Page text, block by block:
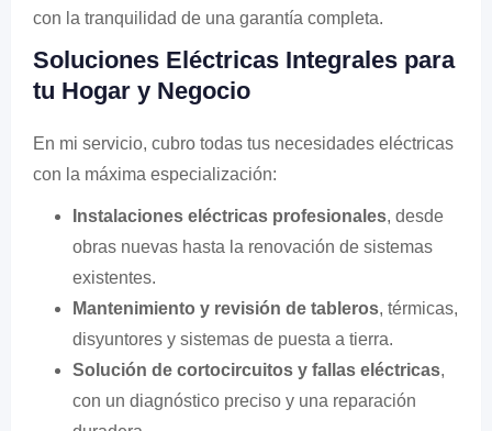
con la tranquilidad de una garantía completa.
Soluciones Eléctricas Integrales para
tu Hogar y Negocio
En mi servicio, cubro todas tus necesidades eléctricas
con la máxima especialización:
Instalaciones eléctricas profesionales, desde
obras nuevas hasta la renovación de sistemas
existentes.
Mantenimiento y revisión de tableros, térmicas,
disyuntores y sistemas de puesta a tierra.
Solución de cortocircuitos y fallas eléctricas,
con un diagnóstico preciso y una reparación